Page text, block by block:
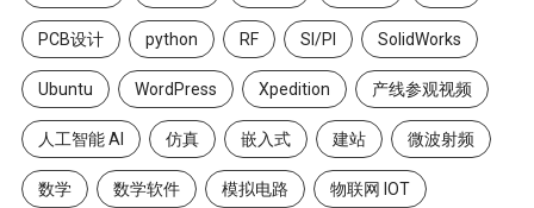
PCB设计 python RF SI/PI SolidWorks
Ubuntu WordPress Xpedition 产线参观视频
人工智能 AI 仿真 嵌入式 建站 微波射频
数学 数学软件 模拟电路 物联网 IOT